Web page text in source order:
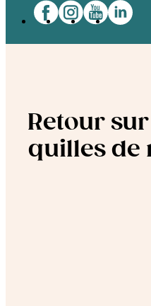
Retour
quilles de